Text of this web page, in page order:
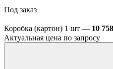
Под заказ
Коробка (картон) 1 шт — 10 758
Актуальная цена по запросу